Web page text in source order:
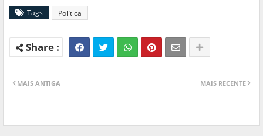
Tags Política
MAIS RECENTE
MAIS ANTIGA